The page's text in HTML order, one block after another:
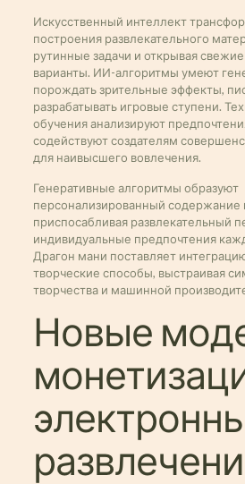
Искусственный интеллект
построения развлекательного
рутинные задачи и открывая
варианты. ИИ-алгоритмы умеют
порождать зрительные эффекты,
разрабатывать игровые ступени.
обучения анализируют
содействуют создателям
для наивысшего вовлечения.
Генеративные алгоритмы образуют
персонализированный содержание
приспосабливая развлекательный
индивидуальные предпочтения
Драгон мани поставляет
творческие способы, выстраивая
творчества и машинной
Новые